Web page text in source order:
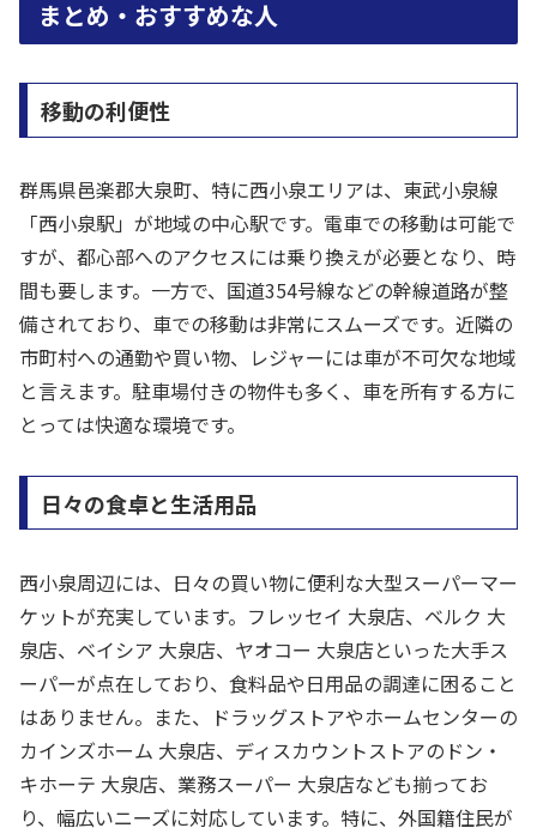
まとめ・おすすめな人
移動の利便性
群馬県邑楽郡大泉町、特に西小泉エリアは、東武小泉線
「西小泉駅」が地域の中心駅です。電車での移動は可能で
すが、都心部へのアクセスには乗り換えが必要となり、時
間も要します。一方で、国道354号線などの幹線道路が整
備されており、車での移動は非常にスムーズです。近隣の
市町村への通勤や買い物、レジャーには車が不可欠な地域
と言えます。駐車場付きの物件も多く、車を所有する方に
とっては快適な環境です。
日々の食卓と生活用品
西小泉周辺には、日々の買い物に便利な大型スーパーマー
ケットが充実しています。フレッセイ 大泉店、ベルク 大
泉店、ベイシア 大泉店、ヤオコー 大泉店といった大手ス
ーパーが点在しており、食料品や日用品の調達に困ること
はありません。また、ドラッグストアやホームセンターの
カインズホーム 大泉店、ディスカウントストアのドン・
キホーテ 大泉店、業務スーパー 大泉店なども揃ってお
り、幅広いニーズに対応しています。特に、外国籍住民が